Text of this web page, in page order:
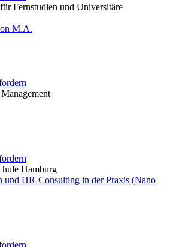
Fernstudien und Universitäre
M.A.
Hamburg
und HR-Consulting in der Praxis (Nano